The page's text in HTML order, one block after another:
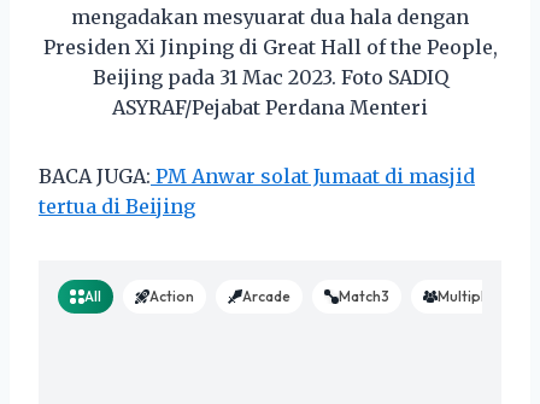
mengadakan mesyuarat dua hala dengan
Presiden Xi Jinping di Great Hall of the People,
Beijing pada 31 Mac 2023. Foto SADIQ
ASYRAF/Pejabat Perdana Menteri
BACA JUGA: PM Anwar solat Jumaat di masjid
tertua di Beijing